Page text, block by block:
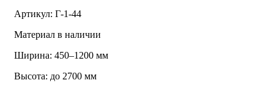
Артикул: Г-1-44
Материал в наличии
Ширина: 450–1200 мм
Высота: до 2700 мм